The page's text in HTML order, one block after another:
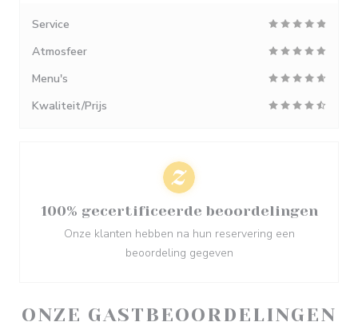
ONZE GASTBEOORDELINGEN
Service
Atmosfeer
Menu's
Kwaliteit/Prijs
100% gecertificeerde beoordelingen
Onze klanten hebben na hun reservering een
beoordeling gegeven